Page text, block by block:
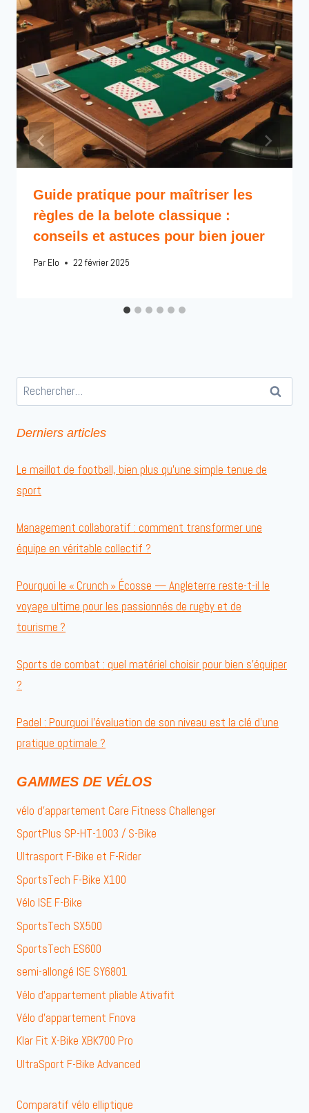
Guide pratique pour maîtriser les
règles de la belote classique :
conseils et astuces pour bien jouer
Par Elo 22 février 2025
Rechercher :
Derniers articles
Le maillot de football, bien plus qu’une simple tenue de
sport
Management collaboratif : comment transformer une
équipe en véritable collectif ?
Pourquoi le « Crunch » Écosse — Angleterre reste-t-il le
voyage ultime pour les passionnés de rugby et de
tourisme ?
Sports de combat : quel matériel choisir pour bien s’équiper
?
Padel : Pourquoi l’évaluation de son niveau est la clé d’une
pratique optimale ?
GAMMES DE VÉLOS
vélo d’appartement Care Fitness Challenger
SportPlus SP-HT-1003 / S-Bike
Ultrasport F-Bike et F-Rider
SportsTech F-Bike X100
Vélo ISE F-Bike
SportsTech SX500
SportsTech ES600
semi-allongé ISE SY6801
Vélo d’appartement pliable Ativafit
Vélo d’appartement Fnova
Klar Fit X-Bike XBK700 Pro
UltraSport F-Bike Advanced
Comparatif vélo elliptique